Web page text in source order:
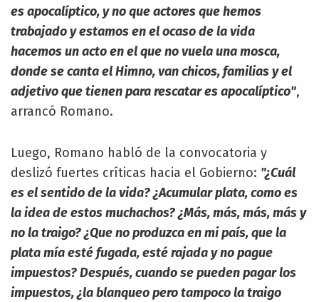
es apocalíptico, y no que actores que hemos
trabajado y estamos en el ocaso de la vida
hacemos un acto en el que no vuela una mosca,
donde se canta el Himno, van chicos, familias y el
adjetivo que tienen para rescatar es apocalíptico",
arrancó Romano.
Luego, Romano habló de la convocatoria y
deslizó fuertes críticas hacia el Gobierno: "¿Cuál
es el sentido de la vida? ¿Acumular plata, como es
la idea de estos muchachos? ¿Más, más, más, más y
no la traigo? ¿Que no produzca en mi país, que la
plata mía esté fugada, esté rajada y no pague
impuestos? Después, cuando se pueden pagar los
impuestos, ¿la blanqueo pero tampoco la traigo